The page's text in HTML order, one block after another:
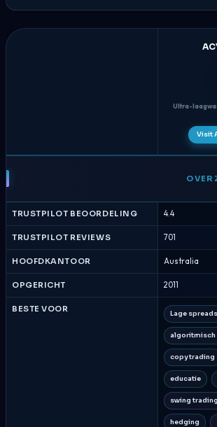
Securities
FXOpen
Brokervergelijking
2026
Ultra-
Visit
TRUSTPILOT BEOORDELING 4.4
TRUSTPILOT REVIEWS 701
HOOFDKANTOOR Australia
OPGERICHT 2011
BESTE VOOR Lage spreads
algoritmisch
copy trading
educatie
swing trading
hedging